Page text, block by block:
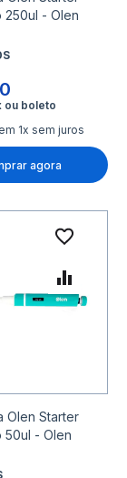
250ul - Olen
1x sem juros
agora
de
Comparar
Olen Starter
50ul - Olen